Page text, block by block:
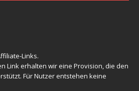
Links.
Link erhalten wir eine Provision, die den
Für Nutzer entstehen keine